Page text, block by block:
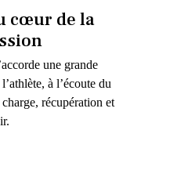
cœur de la
une grande
à l’écoute du
récupération et